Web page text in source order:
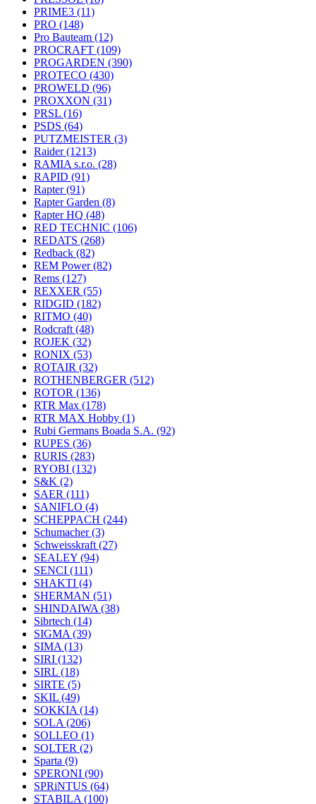
PRIME3 (11)
PRO (148)
Pro Bauteam (12)
PROCRAFT (109)
PROGARDEN (390)
PROTECO (430)
PROWELD (96)
PROXXON (31)
PRSL (16)
PSDS (64)
PUTZMEISTER (3)
Raider(1213)
RAMIA s.r.o. (28)
RAPID (91)
Rapter(91)
Rapter Garden (8)
Rapter HQ (48)
RED TECHNIC (106)
REDATS (268)
Redback (82)
REM Power(82)
Rems (127)
REXXER (55)
RIDGID (182)
RITMO (40)
Rodcraft (48)
ROJEK (32)
RONIX (53)
ROTAIR (32)
ROTHENBERGER (512)
ROTOR (136)
RTR Max (178)
RTR MAX Hobby (1)
Rubi Germans Boada S.A. (92)
RUPES (36)
RURIS (283)
RYOBI (132)
S&K (2)
SAER (111)
SANIFLO (4)
SCHEPPACH (244)
Schumacher(3)
Schweisskraft (27)
SEALEY (94)
SENCI (111)
SHAKTI (4)
SHERMAN (51)
SHINDAIWA (38)
Sibrtech (14)
SIGMA (39)
SIMA (13)
SIRI (132)
SIRL (18)
SIRTE (5)
SKIL (49)
SOKKIA (14)
SOLA (206)
SOLLEO (1)
SOLTER (2)
Sparta (9)
SPERONI (90)
SPRiNTUS (64)
STABILA (100)